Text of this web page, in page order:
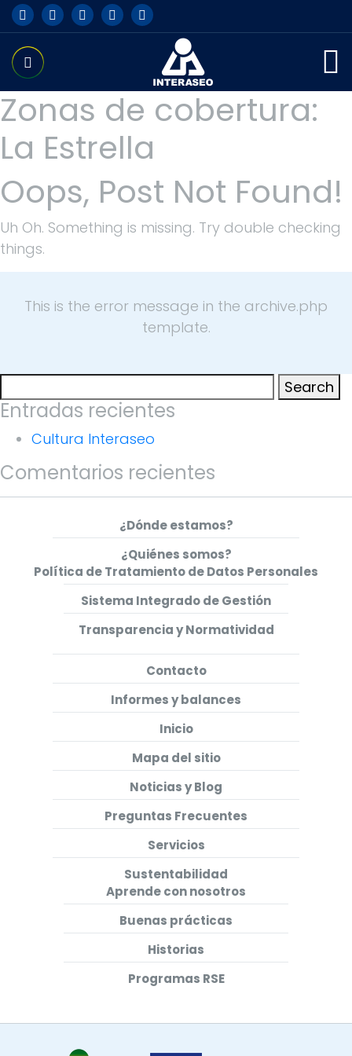
Zonas de cobertura:
La Estrella
Oops, Post Not Found!
Uh Oh. Something is missing. Try double checking
things.
This is the error message in the archive.php
template.
for:
Search
Entradas recientes
Cultura Interaseo
Comentarios recientes
¿Dónde estamos?
¿Quiénes somos?
Política de Tratamiento de Datos Personales
Sistema Integrado de Gestión
Transparencia y Normatividad
Contacto
Informes y balances
Inicio
Mapa del sitio
Noticias y Blog
Preguntas Frecuentes
Servicios
Sustentabilidad
Aprende con nosotros
Buenas prácticas
Historias
Programas RSE